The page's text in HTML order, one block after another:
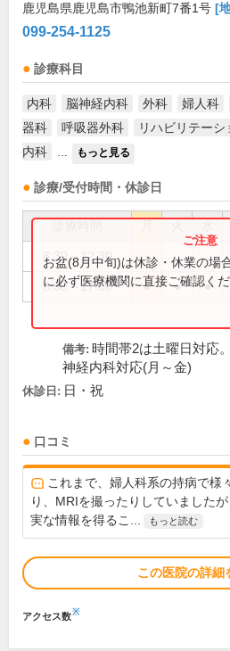
鹿児島県鹿児島市鴨池新町7番1号 [
099-254-1125
診療科目
内科 脳神経内科 外科 婦人科
器科
呼吸器外科 リハビリテーシ
内科
もっと見る
診療/受付時間・休診日
8:30～12:30
8:30～17:00 ● ● ●
お盆(8月中旬)は休診・休業の場
に必ず医療機関に直接ご確認くだ
備考: 時間帯2は土曜日対応
神経内科対応(月～金)
休診日: 日・祝
口コミ
これまで、婦人科系の持病で様
り、MRIを撮ったりしていました
実な情報を得るこ...
もっと読む
この医院の詳細
アクセス数※